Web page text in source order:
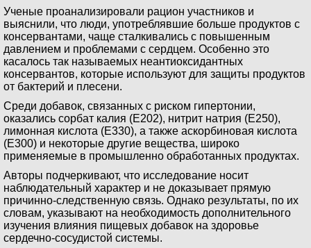
Ученые проанализировали рацион участников и
выяснили, что люди, употреблявшие больше продуктов с
консервантами, чаще сталкивались с повышенным
давлением и проблемами с сердцем. Особенно это
касалось так называемых неантиоксидантных
консервантов, которые используют для защиты продуктов
от бактерий и плесени.
Среди добавок, связанных с риском гипертонии,
оказались сорбат калия (E202), нитрит натрия (E250),
лимонная кислота (E330), а также аскорбиновая кислота
(E300) и некоторые другие вещества, широко
применяемые в промышленно обработанных продуктах.
Авторы подчеркивают, что исследование носит
наблюдательный характер и не доказывает прямую
причинно-следственную связь. Однако результаты, по их
словам, указывают на необходимость дополнительного
изучения влияния пищевых добавок на здоровье
сердечно-сосудистой системы.